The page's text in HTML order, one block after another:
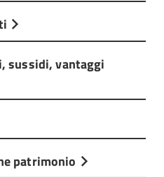
sussidi, vantaggi
patrimonio